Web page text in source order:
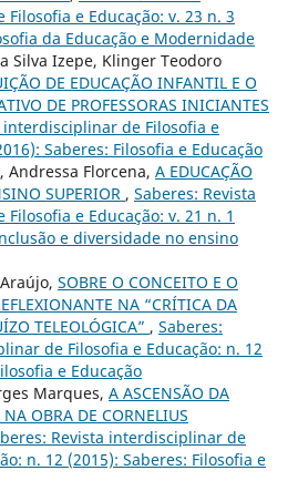
e Educação: v. 23 n. 3
da Educação e Modernidade
Silva Izepe, Klinger Teodoro
DE EDUCAÇÃO INFANTIL E O
DE PROFESSORAS INICIANTES
interdisciplinar de Filosofia e
Saberes: Filosofia e Educação
Andressa Florcena, A EDUCAÇÃO
SUPERIOR , Saberes: Revista
e Educação: v. 21 n. 1
e diversidade no ensino
SOBRE O CONCEITO E O
NA “CRÍTICA DA
TELEOLÓGICA” , Saberes:
de Filosofia e Educação: n. 12
e Educação
Marques, A ASCENSÃO DA
OBRA DE CORNELIUS
Revista interdisciplinar de
n. 12 (2015): Saberes: Filosofia e